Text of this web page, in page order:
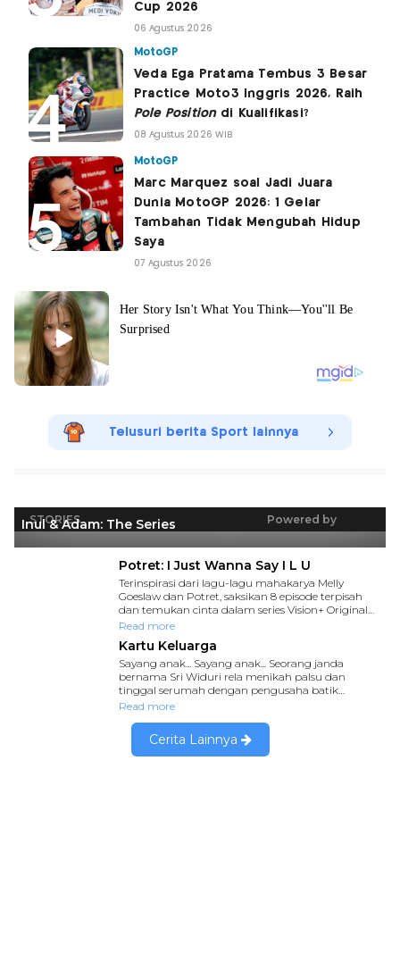
Cup 2026
06 Agustus 2026
MotoGP
Veda Ega Pratama Tembus 3 Besar
Practice Moto3 Inggris 2026, Raih
Pole Positiondi Kualifikasi?
08 Agustus 2026 WIB
MotoGP
Marc Marquez soal Jadi Juara
Dunia MotoGP 2026: 1 Gelar
Tambahan Tidak Mengubah Hidup
Saya
07 Agustus 2026
Telusuri berita Sport lainnya